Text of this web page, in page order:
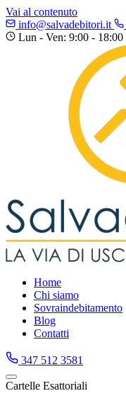
Vai al contenuto
info@salvadebitori.it
Lun - Ven: 9:00 - 18:00
Home
Chi siamo
Sovraindebitamento
Blog
Contatti
347 512 3581
Cartelle Esattoriali